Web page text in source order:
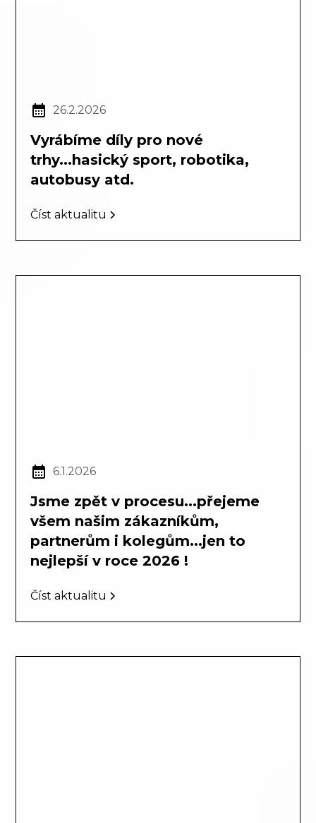
26.2.2026
Vyrábíme díly pro nové
trhy...hasický sport, robotika,
autobusy atd.
Číst aktualitu
6.1.2026
Jsme zpět v procesu...přejeme
všem našim zákazníkům,
partnerům i kolegům...jen to
nejlepší v roce 2026 !
Číst aktualitu